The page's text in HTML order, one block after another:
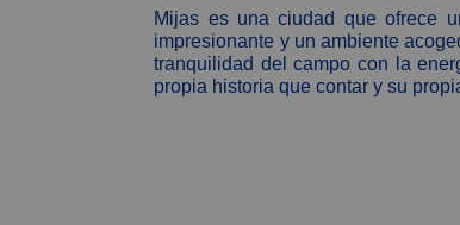
Mijas es una ciudad que ofrece
impresionante y un ambiente
tranquilidad del campo con la
propia historia que contar y su